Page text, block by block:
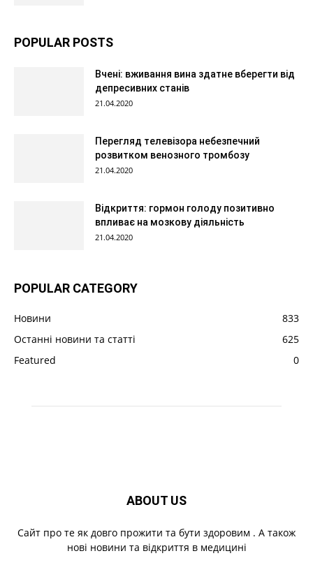
POPULAR POSTS
Вчені: вживання вина здатне вберегти від
депресивних станів
21.04.2020
Перегляд телевізора небезпечний
розвитком венозного тромбозу
21.04.2020
Відкриття: гормон голоду позитивно
впливає на мозкову діяльність
21.04.2020
POPULAR CATEGORY
Новини
833
Останні новини та статті
625
Featured
0
ABOUT US
Cайт про те як довго прожити та бути здоровим . А також
нові новини та відкриття в медицині